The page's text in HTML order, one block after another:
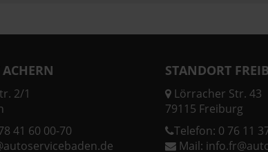
2/1
41 60 00-70
STANDORT
Lörracher Str. 43
79115 Freiburg
Telefon: 0 76 11
Mail: